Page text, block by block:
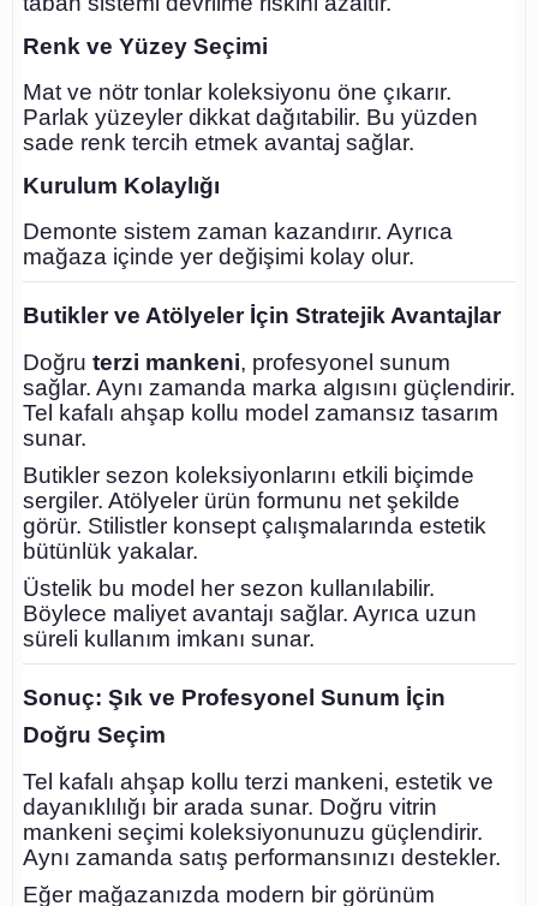
Renk ve Yüzey Seçimi
Mat ve nötr tonlar koleksiyonu öne çıkarır.
Parlak yüzeyler dikkat dağıtabilir. Bu yüzden
sade renk tercih etmek avantaj sağlar.
Kurulum Kolaylığı
Demonte sistem zaman kazandırır. Ayrıca
mağaza içinde yer değişimi kolay olur.
Butikler ve Atölyeler İçin Stratejik Avantajlar
Doğru terzi mankeni, profesyonel sunum
sağlar. Aynı zamanda marka algısını güçlendirir.
Tel kafalı ahşap kollu model zamansız tasarım
sunar.
Butikler sezon koleksiyonlarını etkili biçimde
sergiler. Atölyeler ürün formunu net şekilde
görür. Stilistler konsept çalışmalarında estetik
bütünlük yakalar.
Üstelik bu model her sezon kullanılabilir.
Böylece maliyet avantajı sağlar. Ayrıca uzun
süreli kullanım imkanı sunar.
Sonuç: Şık ve Profesyonel Sunum İçin
Doğru Seçim
Tel kafalı ahşap kollu terzi mankeni, estetik ve
dayanıklılığı bir arada sunar. Doğru vitrin
mankeni seçimi koleksiyonunuzu güçlendirir.
Aynı zamanda satış performansınızı destekler.
Eğer mağazanızda modern bir görünüm